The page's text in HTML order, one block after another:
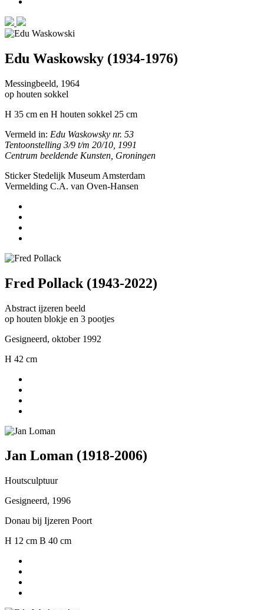
Edu Waskowsky (1934-1976)
Messingbeeld, 1964
op houten sokkel
H 35 cm en H houten sokkel 25 cm
Vermeld in: Edu Waskowsky nr. 53
Tentoonstelling 3/9 t/m 20/10, 1991
Centrum beeldende Kunsten, Groningen
Sticker Stedelijk Museum Amsterdam
Vermelding C.A. van Oven-Hansen
Fred Pollack (1943-2022)
Abstract ijzeren beeld
op houten blokje en 3 pootjes
Gesigneerd, oktober 1992
H 42 cm
Jan Loman (1918-2006)
Houtsculptuur
Gesigneerd, 1996
Donau bij Ijzeren Poort
H 12 cm B 40 cm